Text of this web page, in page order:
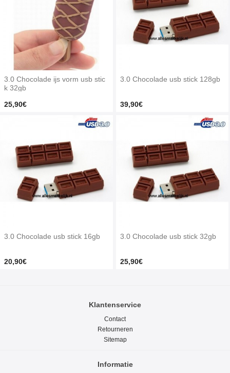
3.0 Chocolade ijs vorm usb stic
k 32gb
25,90€
3.0 Chocolade usb stick 128gb
39,90€
3.0 Chocolade usb stick 16gb
20,90€
3.0 Chocolade usb stick 32gb
25,90€
Klantenservice
Contact
Retourneren
Sitemap
Informatie